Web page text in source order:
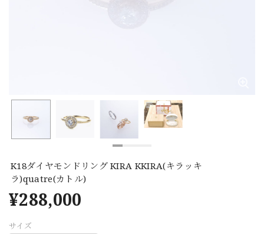
K18ダイヤモンドリング KIRA KKIRA(キラッキ
ラ)quatre(カトル)
¥288,000
サイズ